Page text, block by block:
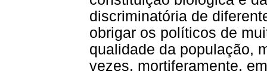
discriminatória de
obrigar os políticos de
qualidade da população,
vezes, mortiferamente,